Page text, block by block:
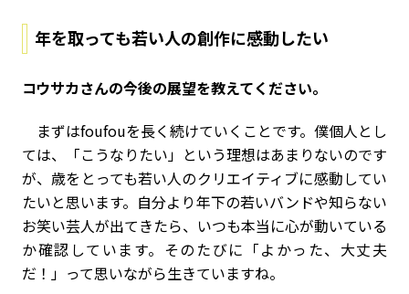
年を取っても若い人の創作に感動したい
――コウサカさんの今後の展望を教えてください。
まずはfoufouを長く続けていくことです。僕個人とし
ては、「こうなりたい」という理想はあまりないのです
が、歳をとっても若い人のクリエイティブに感動してい
たいと思います。自分より年下の若いバンドや知らない
お笑い芸人が出てきたら、いつも本当に心が動いている
か確認しています。そのたびに「よかった、大丈夫
だ！」って思いながら生きていますね。